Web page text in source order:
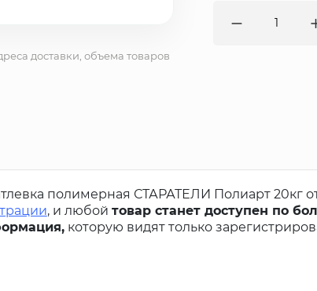
доставки, объема товаров
полимерная СТАРАТЕЛИ Полиарт 20кг
, и любой товар станет доступен по
которую видят только